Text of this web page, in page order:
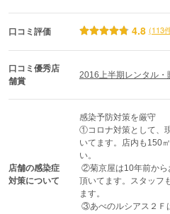
口コミ評価 4.8 (113
口コミ優秀店
舗賞
2016上半期レンタル・
店舗の感染症
対策について
感染予防対策を厳守
①コロナ対策として、
いてます。店内も150
い。
頂いてます。スタッフ
ます。